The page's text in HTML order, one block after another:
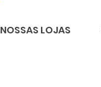
NOSSAS LOJAS